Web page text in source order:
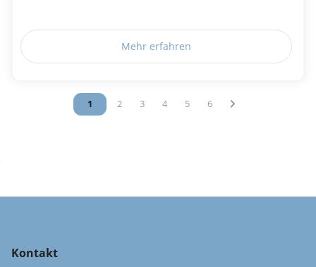
Mehr erfahren
Vous êtes sur la page
1 Vous êtes sur la page
2 Vous êtes sur la page
3 Vous êtes sur la page
4 Vous êtes sur la page
5 Vous êtes sur la page
6
Kontakt